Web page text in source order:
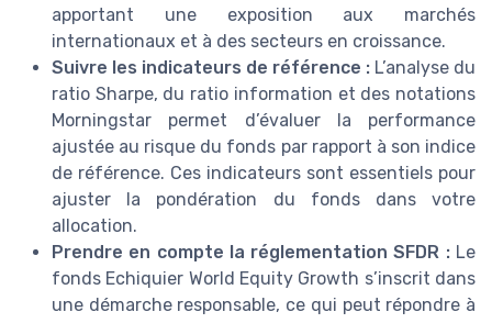
apportant une exposition aux marchés
internationaux et à des secteurs en croissance.
Suivre les indicateurs de référence : L’analyse du
ratio Sharpe, du ratio information et des notations
Morningstar permet d’évaluer la performance
ajustée au risque du fonds par rapport à son indice
de référence. Ces indicateurs sont essentiels pour
ajuster la pondération du fonds dans votre
allocation.
Prendre en compte la réglementation SFDR :Le
fonds Echiquier World Equity Growth s’inscrit dans
une démarche responsable, ce qui peut répondre à